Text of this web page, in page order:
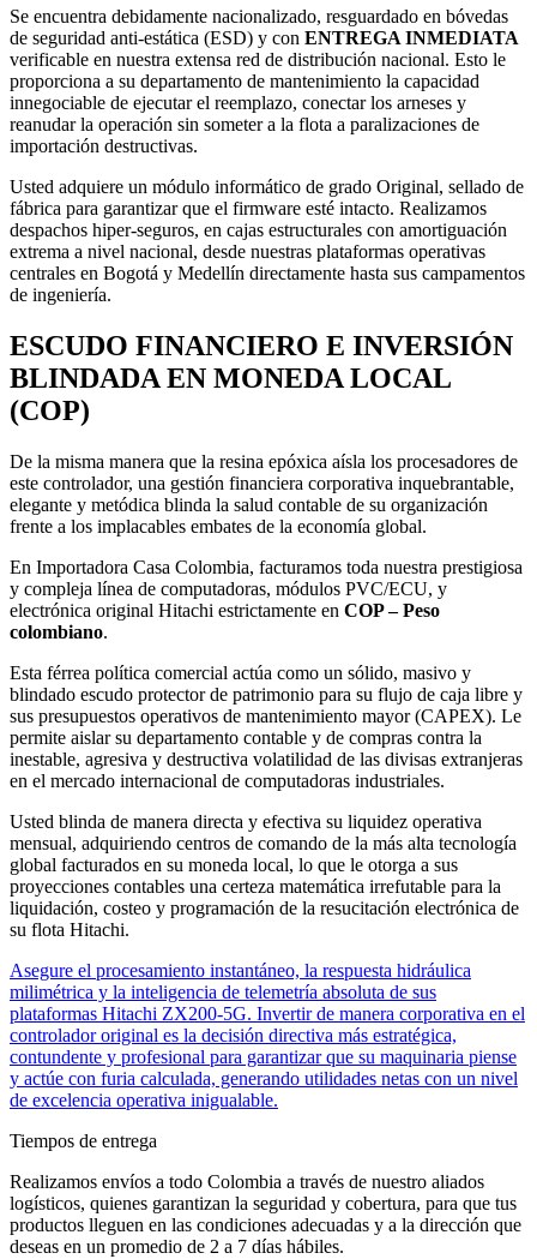
Se encuentra debidamente nacionalizado, resguardado en bóvedas
de seguridad anti-estática (ESD) y con ENTREGA INMEDIATA
verificable en nuestra extensa red de distribución nacional. Esto le
proporciona a su departamento de mantenimiento la capacidad
innegociable de ejecutar el reemplazo, conectar los arneses y
reanudar la operación sin someter a la flota a paralizaciones de
importación destructivas.
Usted adquiere un módulo informático de grado Original, sellado de
fábrica para garantizar que el firmware esté intacto. Realizamos
despachos hiper-seguros, en cajas estructurales con amortiguación
extrema a nivel nacional, desde nuestras plataformas operativas
centrales en Bogotá y Medellín directamente hasta sus campamentos
de ingeniería.
ESCUDO FINANCIERO E INVERSIÓN
BLINDADA EN MONEDA LOCAL
(COP)
De la misma manera que la resina epóxica aísla los procesadores de
este controlador, una gestión financiera corporativa inquebrantable,
elegante y metódica blinda la salud contable de su organización
frente a los implacables embates de la economía global.
En Importadora Casa Colombia, facturamos toda nuestra prestigiosa
y compleja línea de computadoras, módulos PVC/ECU, y
electrónica original Hitachi estrictamente en COP – Peso
colombiano.
Esta férrea política comercial actúa como un sólido, masivo y
blindado escudo protector de patrimonio para su flujo de caja libre y
sus presupuestos operativos de mantenimiento mayor (CAPEX). Le
permite aislar su departamento contable y de compras contra la
inestable, agresiva y destructiva volatilidad de las divisas extranjeras
en el mercado internacional de computadoras industriales.
Usted blinda de manera directa y efectiva su liquidez operativa
mensual, adquiriendo centros de comando de la más alta tecnología
global facturados en su moneda local, lo que le otorga a sus
proyecciones contables una certeza matemática irrefutable para la
liquidación, costeo y programación de la resucitación electrónica de
su flota Hitachi.
Asegure el procesamiento instantáneo, la respuesta hidráulica
milimétrica y la inteligencia de telemetría absoluta de sus
plataformas Hitachi ZX200-5G. Invertir de manera corporativa en el
controlador original es la decisión directiva más estratégica,
contundente y profesional para garantizar que su maquinaria piense
y actúe con furia calculada, generando utilidades netas con un nivel
de excelencia operativa inigualable.
Tiempos de entrega
Realizamos envíos a todo Colombia a través de nuestro aliados
logísticos, quienes garantizan la seguridad y cobertura, para que tus
productos lleguen en las condiciones adecuadas y a la dirección que
deseas en un promedio de 2 a 7 días hábiles.